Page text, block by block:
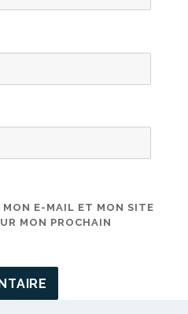
MON E-MAIL ET MON SITE
MON PROCHAIN